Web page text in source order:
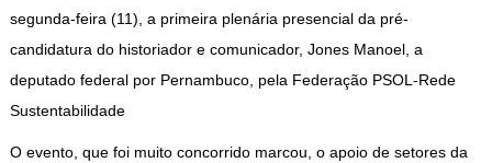
segunda-feira (11), a primeira plenária presencial da pré-
candidatura do historiador e comunicador, Jones Manoel, a
deputado federal por Pernambuco, pela Federação PSOL-Rede
Sustentabilidade
O evento, que foi muito concorrido marcou, o apoio de setores da